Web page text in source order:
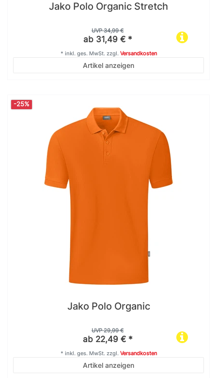
Jako Polo Organic Stretch
UVP 34,99 €
ab 31,49 € *
Artikel anzeigen
* inkl. ges. MwSt.zzgl. Versandkosten
-25%
Jako Polo Organic
UVP 29,99 €
ab 22,49 € *
Artikel anzeigen
* inkl. ges. MwSt.zzgl. Versandkosten